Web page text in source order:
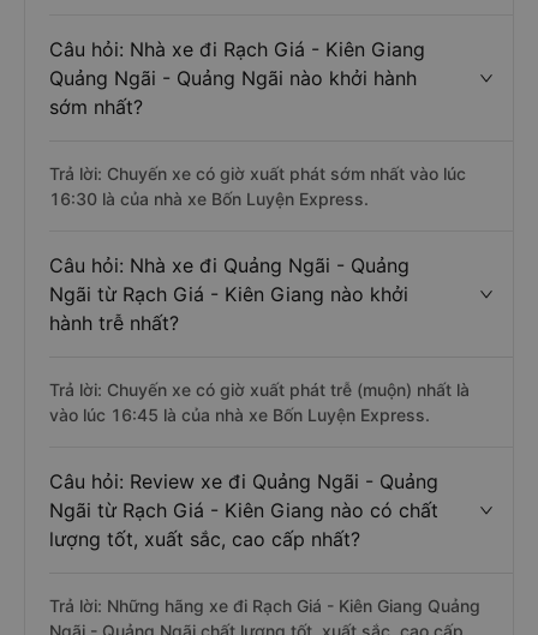
Câu hỏi: Nhà xe đi Rạch Giá - Kiên Giang
Quảng Ngãi - Quảng Ngãi nào khởi hành
sớm nhất?
Trả lời: Chuyến xe có giờ xuất phát sớm nhất vào lúc
16:30 là của nhà xe Bốn Luyện Express.
Câu hỏi: Nhà xe đi Quảng Ngãi - Quảng
Ngãi từ Rạch Giá - Kiên Giang nào khởi
hành trễ nhất?
Trả lời: Chuyến xe có giờ xuất phát trễ (muộn) nhất là
vào lúc 16:45 là của nhà xe Bốn Luyện Express.
Câu hỏi: Review xe đi Quảng Ngãi - Quảng
Ngãi từ Rạch Giá - Kiên Giang nào có chất
lượng tốt, xuất sắc, cao cấp nhất?
Trả lời: Những hãng xe đi Rạch Giá - Kiên Giang Quảng
Ngãi - Quảng Ngãi chất lượng tốt, xuất sắc, cao cấp